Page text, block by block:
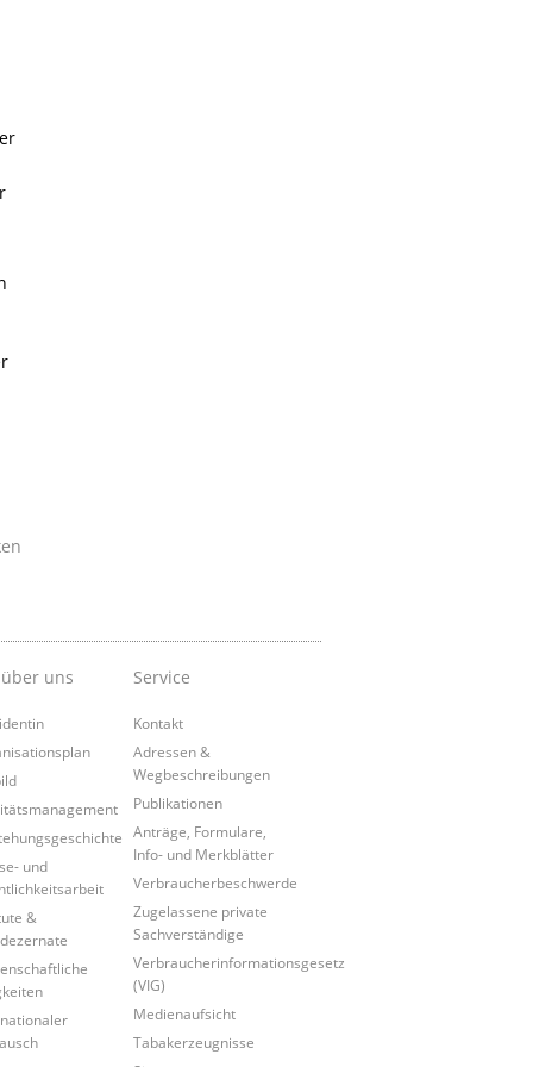
uns
und
&
Service
Kontakt
Adressen &
Wegbeschreibungen
Publikationen
Anträge, Formulare,
Info- und Merkblätter
Verbraucherbeschwerde
Zugelassene private
Sachverständige
Verbraucherinformationsgesetz
(VIG)
Medienaufsicht
Tabakerzeugnisse